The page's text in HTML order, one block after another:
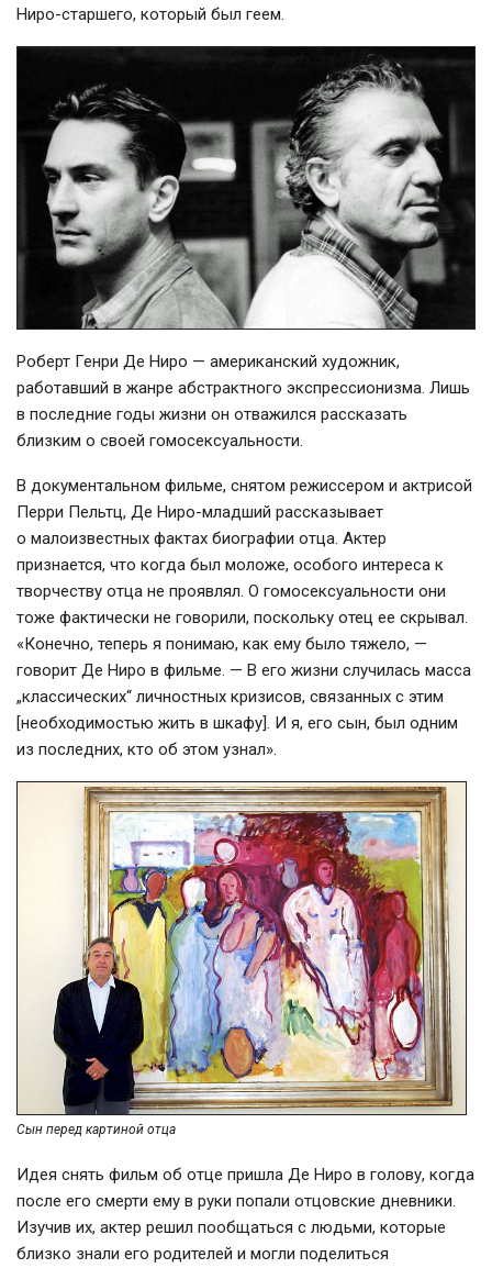
Ниро-старшего, который был геем.
Роберт Генри Де Ниро — американский художник,
работавший в жанре абстрактного экспрессионизма. Лишь
в последние годы жизни он отважился рассказать
близким о своей гомосексуальности.
В документальном фильме, снятом режиссером и актрисой
Перри Пельтц, Де Ниро-младший рассказывает
о малоизвестных фактах биографии отца. Актер
признается, что когда был моложе, особого интереса к
творчеству отца не проявлял. О гомосексуальности они
тоже фактически не говорили, поскольку отец ее скрывал.
«Конечно, теперь я понимаю, как ему было тяжело, —
говорит Де Ниро в фильме. — В его жизни случилась масса
„классических“ личностных кризисов, связанных с этим
[необходимостью жить в шкафу]. И я, его сын, был одним
из последних, кто об этом узнал».
Сын перед картиной отца
Идея снять фильм об отце пришла Де Ниро в голову, когда
после его смерти ему в руки попали отцовские дневники.
Изучив их, актер решил пообщаться с людьми, которые
близко знали его родителей и могли поделиться